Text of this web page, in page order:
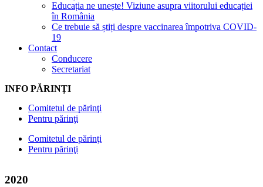
Educația ne unește! Viziune asupra viitorului educației
în România
Ce trebuie să știți despre vaccinarea împotriva COVID-
19
Contact
Conducere
Secretariat
INFO PĂRINȚI
Comitetul de părinţi
Pentru părinţi
Comitetul de părinţi
Pentru părinţi
2020